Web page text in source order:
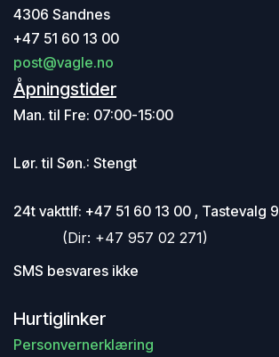
4306 Sandnes
+47 51 60 13 00
post@vagle.no
Åpningstider
Man. til Fre: 07:00-15:00
Lør. til Søn.: Stengt
24t vakttlf: +47 51 60 13 00 , Tastevalg 9
​ (Dir: +47 957 02 271)
SMS besvares ikke
Hurtiglinker
Personvernerklæring